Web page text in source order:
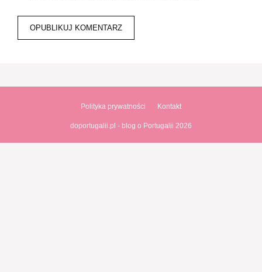
Polityka prywatności Kontakt
doportugalii.pl - blog o Portugalii 2026